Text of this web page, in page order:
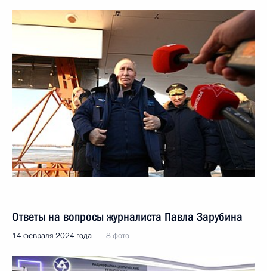
Ответы на вопросы журналиста Павла Зарубина
14 февраля 2024 года 8 фото